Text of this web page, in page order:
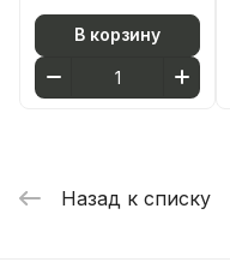
однорычажный
матовый черный
латунь
В корзину
Назад к списку